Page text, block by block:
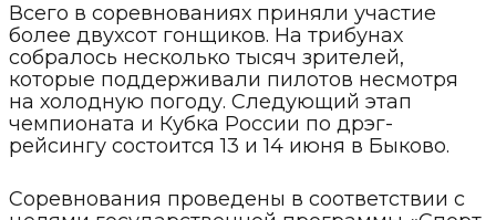
Всего в соревнованиях приняли участие
более двухсот гонщиков. На трибунах
собралось несколько тысяч зрителей,
которые поддерживали пилотов несмотря
на холодную погоду. Следующий этап
чемпионата и Кубка России по дрэг-
рейсингу состоится 13 и 14 июня в Быково.
Соревнования проведены в соответствии с